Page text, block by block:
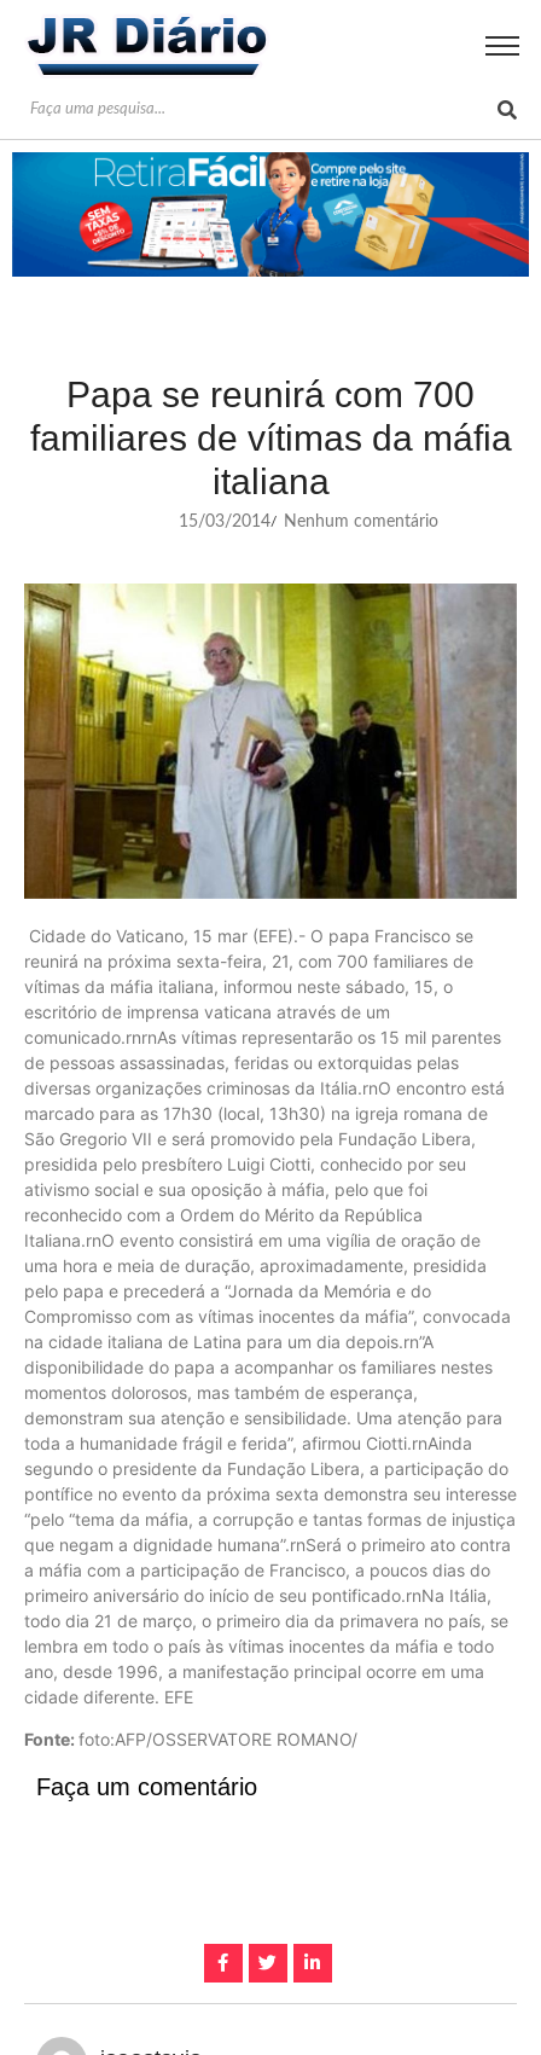
Papa se reunirá com 700
familiares de vítimas da máfia
italiana
15/03/2014/ Nenhum comentário
Cidade do Vaticano, 15 mar (EFE).- O papa Francisco se
reunirá na próxima sexta-feira, 21, com 700 familiares de
vítimas da máfia italiana, informou neste sábado, 15, o
escritório de imprensa vaticana através de um
comunicado.rnrnAs vítimas representarão os 15 mil parentes
de pessoas assassinadas, feridas ou extorquidas pelas
diversas organizações criminosas da Itália.rnO encontro está
marcado para as 17h30 (local, 13h30) na igreja romana de
São Gregorio VII e será promovido pela Fundação Libera,
presidida pelo presbítero Luigi Ciotti, conhecido por seu
ativismo social e sua oposição à máfia, pelo que foi
reconhecido com a Ordem do Mérito da República
Italiana.rnO evento consistirá em uma vigília de oração de
uma hora e meia de duração, aproximadamente, presidida
pelo papa e precederá a “Jornada da Memória e do
Compromisso com as vítimas inocentes da máfia”, convocada
na cidade italiana de Latina para um dia depois.rn”A
disponibilidade do papa a acompanhar os familiares nestes
momentos dolorosos, mas também de esperança,
demonstram sua atenção e sensibilidade. Uma atenção para
toda a humanidade frágil e ferida”, afirmou Ciotti.rnAinda
segundo o presidente da Fundação Libera, a participação do
pontífice no evento da próxima sexta demonstra seu interesse
“pelo “tema da máfia, a corrupção e tantas formas de injustiça
que negam a dignidade humana”.rnSerá o primeiro ato contra
a máfia com a participação de Francisco, a poucos dias do
primeiro aniversário do início de seu pontificado.rnNa Itália,
todo dia 21 de março, o primeiro dia da primavera no país, se
lembra em todo o país às vítimas inocentes da máfia e todo
ano, desde 1996, a manifestação principal ocorre em uma
cidade diferente. EFE
Fonte: foto:AFP/OSSERVATORE ROMANO/
Faça um comentário